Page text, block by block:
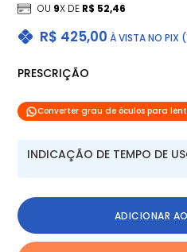
R$ 425,00 À VISTA NO PIX
OU 9X DE R$ 52,46
PRESCRIÇÃO
Converter grau de óculos para
INDICAÇÃO DE TEMPO DE
ADICIONAR